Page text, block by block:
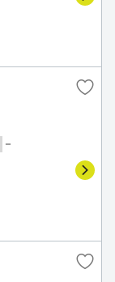
－